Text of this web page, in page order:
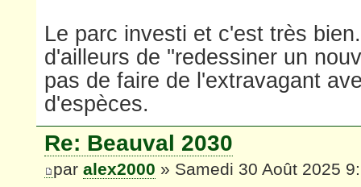
Le parc investi et c'est très
d'ailleurs de ''redessiner un
pas de faire de l'extravagant
d'espèces.
Re: Beauval 2030
par alex2000 » Samedi 30 Août 2025